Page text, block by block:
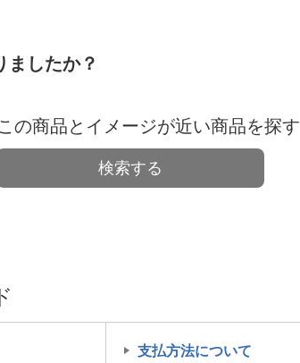
ましたか？
の商品とイメージが近い商品を探す
検索する
支払方法について